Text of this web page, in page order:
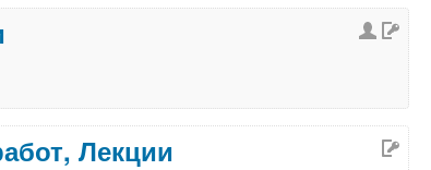
Лекции